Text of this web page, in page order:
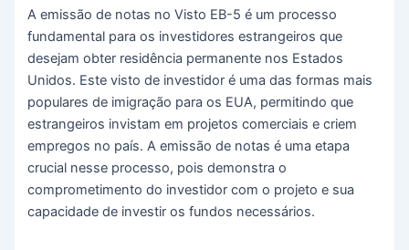
A emissão de notas no Visto EB-5 é um processo
fundamental para os investidores estrangeiros que
desejam obter residência permanente nos Estados
Unidos. Este visto de investidor é uma das formas mais
populares de imigração para os EUA, permitindo que
estrangeiros invistam em projetos comerciais e criem
empregos no país. A emissão de notas é uma etapa
crucial nesse processo, pois demonstra o
comprometimento do investidor com o projeto e sua
capacidade de investir os fundos necessários.